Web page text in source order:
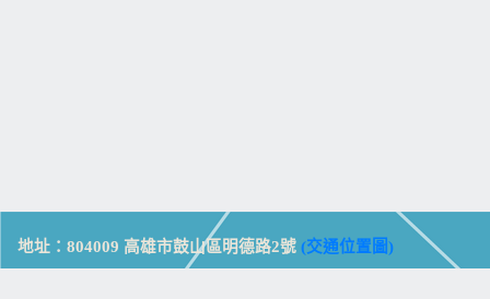
地址：804009 高雄市鼓山區明德路2號 (交通位置圖)